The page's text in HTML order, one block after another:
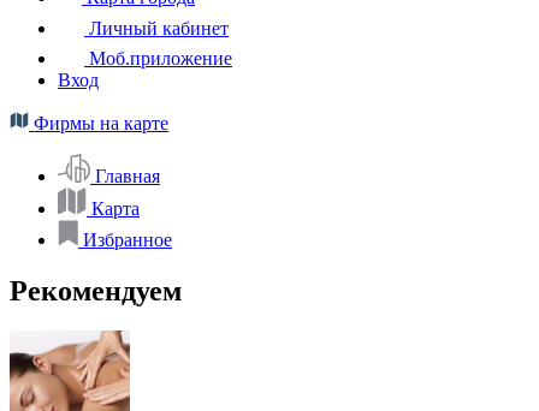
Личный кабинет
Моб.приложение
Вход
Фирмы на карте
Главная
Карта
Избранное
Рекомендуем